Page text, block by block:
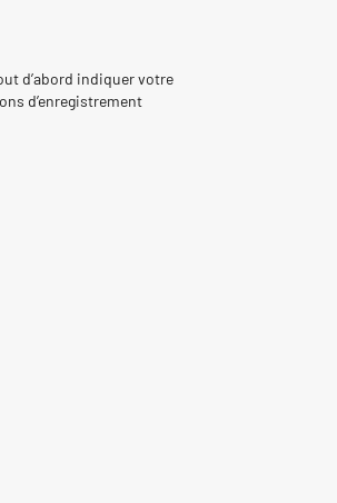
d’abord indiquer votre
d’enregistrement